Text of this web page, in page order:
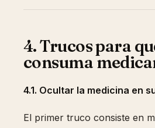
4. Trucos para
consuma
4.1. Ocultar la medicina en
El primer truco consiste en